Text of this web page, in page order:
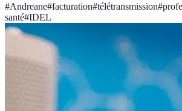
#Andreane#facturation#télétransmission#
santé#IDEL